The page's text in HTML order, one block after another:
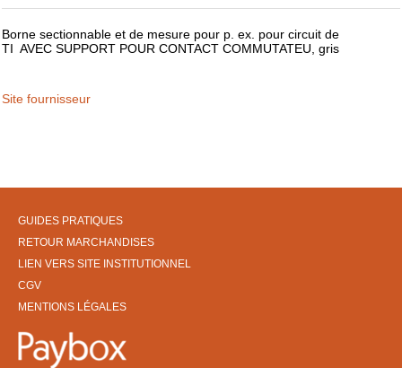
Borne sectionnable et de mesure pour p. ex. pour circuit de
TI AVEC SUPPORT POUR CONTACT COMMUTATEU, gris
Site fournisseur
GUIDES PRATIQUES
RETOUR MARCHANDISES
LIEN VERS SITE INSTITUTIONNEL
CGV
MENTIONS LÉGALES